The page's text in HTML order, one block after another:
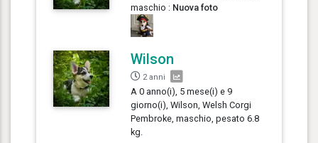
maschio : Nuova foto
Wilson
2 anni
A 0 anno(i), 5 mese(i) e 9
giorno(i), Wilson, Welsh Corgi
Pembroke, maschio, pesato 6.8
kg.